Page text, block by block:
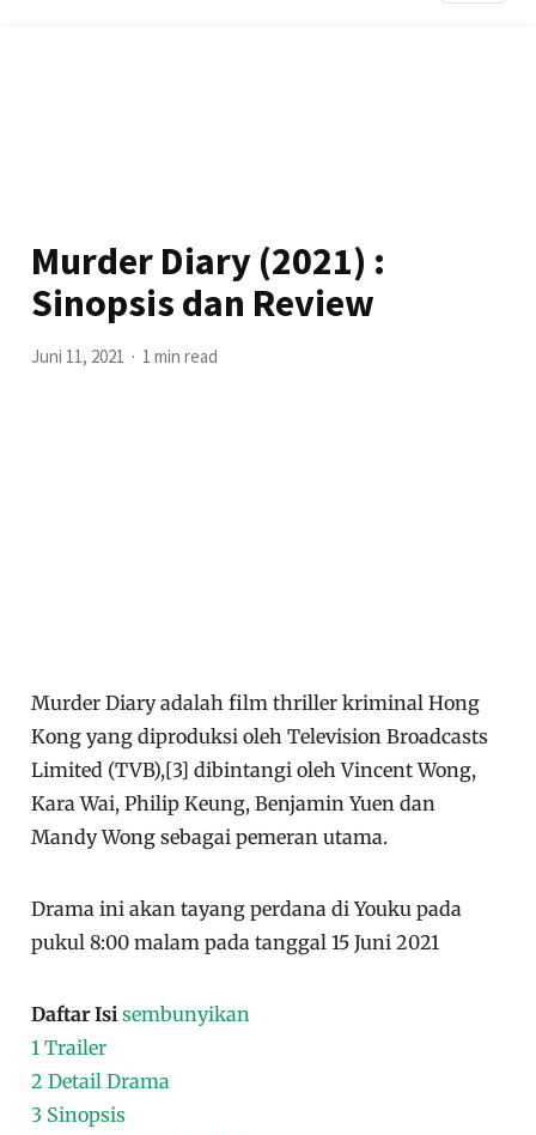
Murder Diary (2021) :
Sinopsis dan Review
Juni 11, 2021 1 min read
Murder Diary adalah film thriller kriminal Hong
Kong yang diproduksi oleh Television Broadcasts
Limited (TVB),[3] dibintangi oleh Vincent Wong,
Kara Wai, Philip Keung, Benjamin Yuen dan
Mandy Wong sebagai pemeran utama.
Drama ini akan tayang perdana di Youku pada
pukul 8:00 malam pada tanggal 15 Juni 2021
Daftar Isi sembunyikan
1 Trailer
2 Detail Drama
3 Sinopsis